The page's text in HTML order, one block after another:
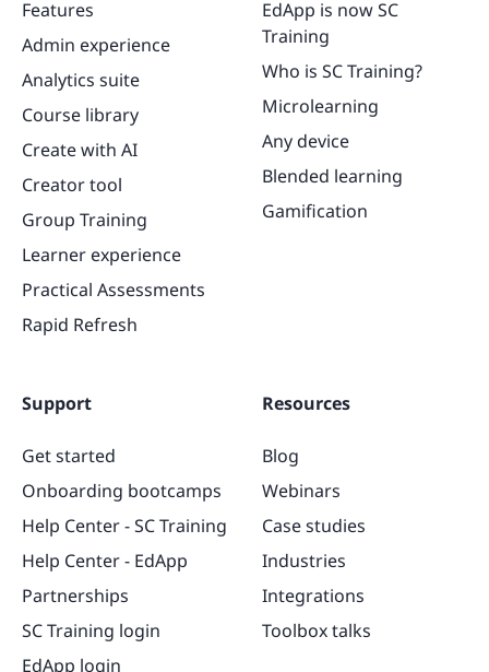
Features
Admin experience
Analytics suite
Course library
Create with AI
Creator tool
Group Training
Learner experience
Practical Assessments
Rapid Refresh
EdApp is now SC
Training
Who is SC Training?
Microlearning
Any device
Blended learning
Gamification
Support
Get started
Onboarding bootcamps
Help Center - SC Training
Help Center - EdApp
Partnerships
SC Training login
EdApp login
Resources
Blog
Webinars
Case studies
Industries
Integrations
Toolbox talks